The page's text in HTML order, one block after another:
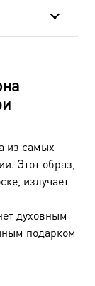
из самых
Этот образ,
излучает
духовным
подарком